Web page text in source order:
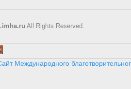
All Rights Reserved.